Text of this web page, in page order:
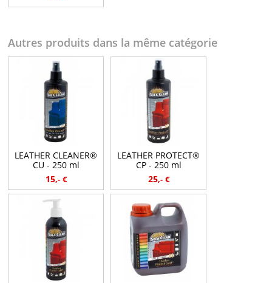
Autres produits dans la même catégorie
LEATHER CLEANER®
CU - 250 ml
15,- €
LEATHER PROTECT®
CP - 250 ml
25,- €